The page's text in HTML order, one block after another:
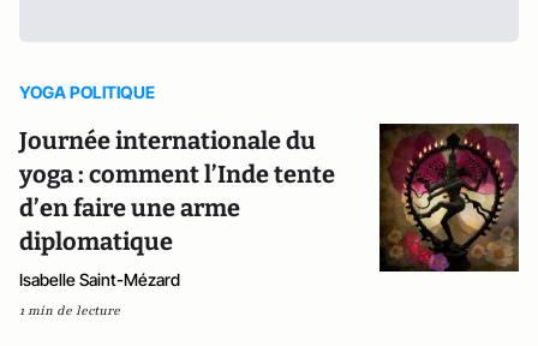
YOGA POLITIQUE
Journée internationale du
yoga : comment l’Inde tente
d’en faire une arme
diplomatique
Isabelle Saint-Mézard
1 min de lecture